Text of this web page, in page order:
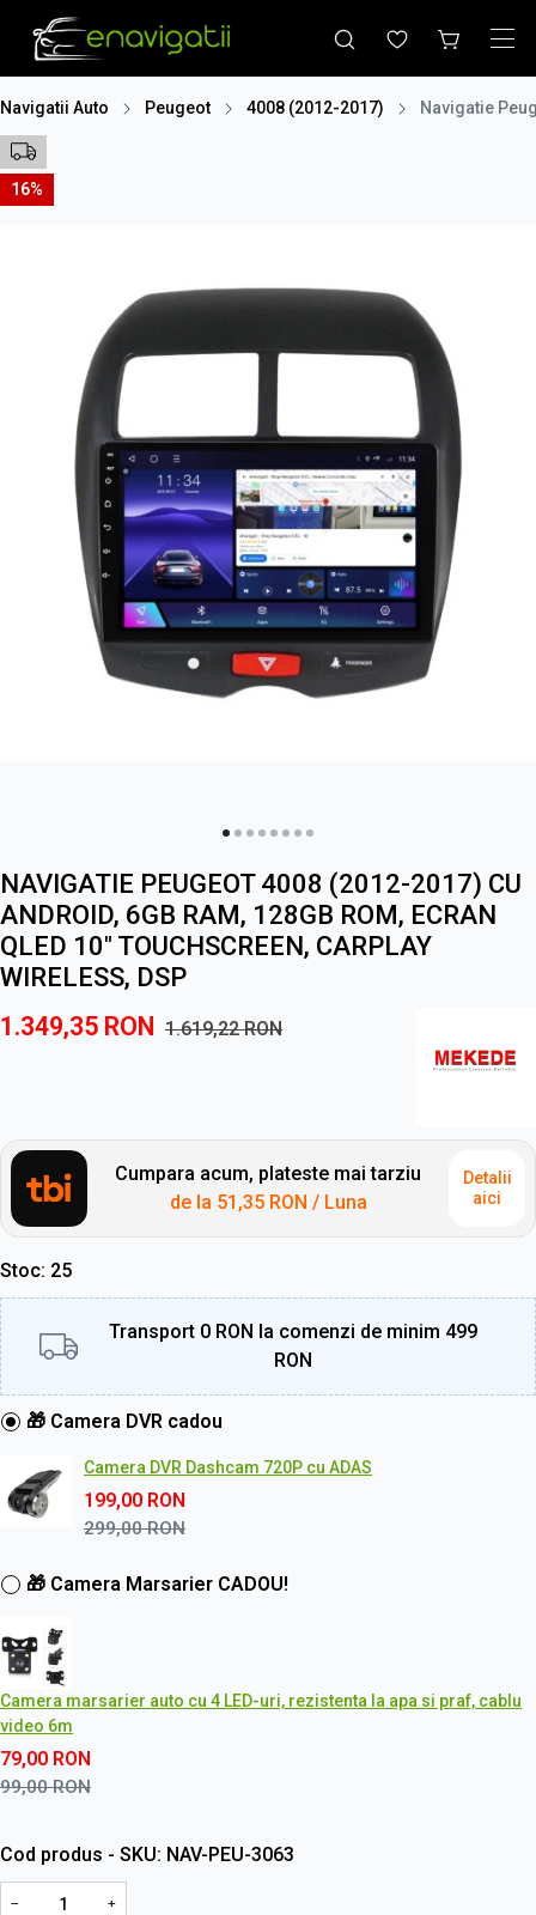
Navigatii Auto Peugeot 4008 (2012-2017) Navigatie
16%
NAVIGATIE PEUGEOT 4008 (2012-2017) CU
ANDROID, 6GB RAM, 128GB ROM, ECRAN
QLED 10" TOUCHSCREEN, CARPLAY
WIRELESS, DSP
1.349,35 RON 1.619,22RON
Cumpara acum, plateste mai tarziu
de la 51,35 RON / Luna
Detalii
aici
Stoc 25
Transport 0 RON la comenzi de minim 499
RON
🎁 Camera DVR cadou
Camera DVR Dashcam 720P cu ADAS
199,00 RON
299,00RON
🎁 Camera Marsarier CADOU!
Camera marsarier auto cu 4 LED-uri, rezistenta la apa si praf, cablu
video 6m
79,00 RON
99,00RON
Cod produs - SKU NAV-PEU-3063
− +